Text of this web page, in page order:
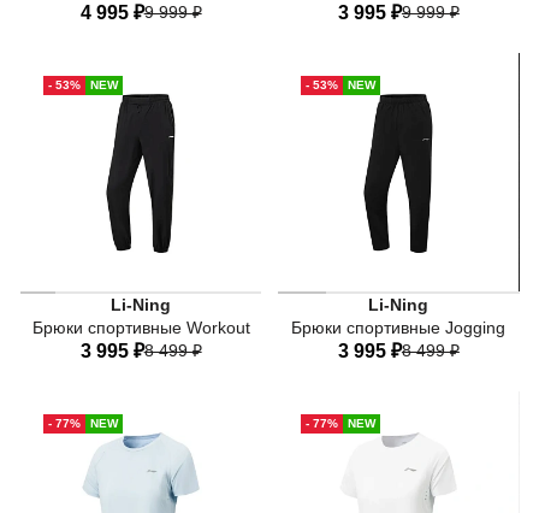
4 995 ₽9 999 ₽
40 42
50
52
3 995 ₽9 999 ₽
40 42
50
52
- 53% NEW
Li-Ning
Брюки спортивные Workout
3 995 ₽8 499 ₽
40 42
50
52
- 53% NEW
Li-Ning
Брюки спортивные Jogging
3 995 ₽8 499 ₽
40 42
50
- 77% NEW - 77% NEW